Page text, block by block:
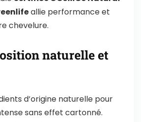
allie performance et
chevelure.
naturelle et
d’origine naturelle pour
sans effet cartonné.